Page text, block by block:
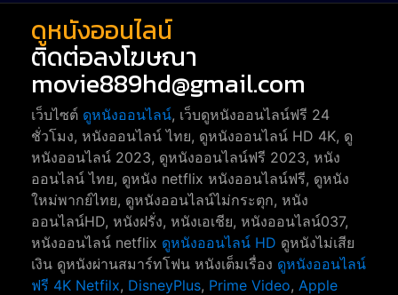
ดูหนังออนไลน์
ติดต่อลงโฆษณา
movie889hd@gmail.com
เว็บไซต์ ดูหนังออนไลน์, เว็บดูหนังออนไลน์ฟรี 24
ชั่วโมง, หนังออนไลน์ ไทย, ดูหนังออนไลน์ HD 4K, ดู
หนังออนไลน์ 2023, ดูหนังออนไลน์ฟรี 2023, หนัง
ออนไลน์ ไทย, ดูหนัง netflix หนังออนไลน์ฟรี, ดูหนัง
ใหม่พากย์ไทย, ดูหนังออนไลน์ไม่กระตุก, หนัง
ออนไลน์HD, หนังฝรั่ง, หนังเอเชีย, หนังออนไลน์037,
หนังออนไลน์ netflix ดูหนังออนไลน์ HD ดูหนังไม่เสีย
เงิน ดูหนังผ่านสมาร์ทโฟน หนังเต็มเรื่อง ดูหนังออนไลน์
ฟรี 4K Netfilx, DisneyPlus, Prime Video, Apple